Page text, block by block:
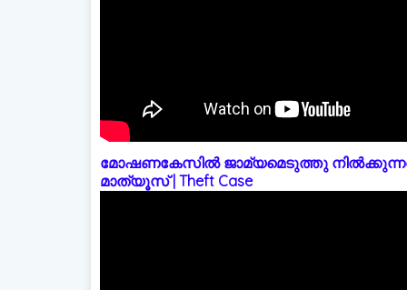
മോഷണകേസിൽ ജാമ്യമെടുത്തു
മാത്യൂസ് | Theft Case